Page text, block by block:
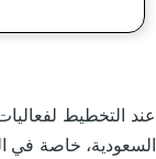
التخطيط
خاصة في